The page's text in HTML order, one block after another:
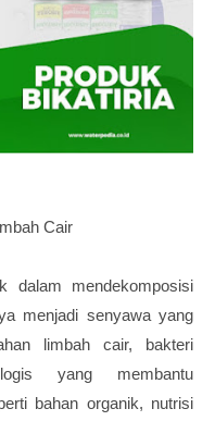
Cair
dalam mendekomposisi
menjadi senyawa yang
limbah cair, bakteri
yang membantu
bahan organik, nutrisi